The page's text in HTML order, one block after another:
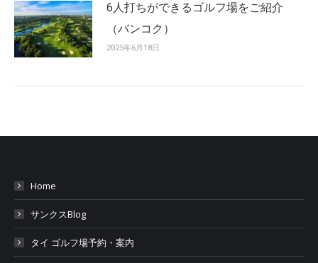
6人打ちができるゴルフ場をご紹介
（バンコク）
2025年6月18日
Home
サンクスBlog
タイ ゴルフ場予約・案内